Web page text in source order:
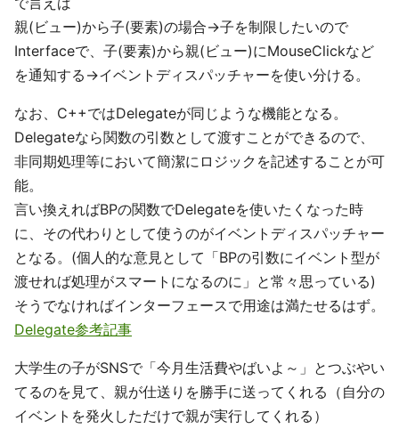
親(ビュー)から子(要素)の場合→子を制限したいので
Interfaceで、子(要素)から親(ビュー)にMouseClickなど
を通知する→イベントディスパッチャーを使い分ける。
なお、C++ではDelegateが同じような機能となる。
Delegateなら関数の引数として渡すことができるので、
非同期処理等において簡潔にロジックを記述することが可
能。
言い換えればBPの関数でDelegateを使いたくなった時
に、その代わりとして使うのがイベントディスパッチャー
となる。(個人的な意見として「BPの引数にイベント型が
渡せれば処理がスマートになるのに」と常々思っている)
そうでなければインターフェースで用途は満たせるはず。
Delegate参考記事
大学生の子がSNSで「今月生活費やばいよ～」とつぶやい
てるのを見て、親が仕送りを勝手に送ってくれる（自分の
イベントを発火しただけで親が実行してくれる）